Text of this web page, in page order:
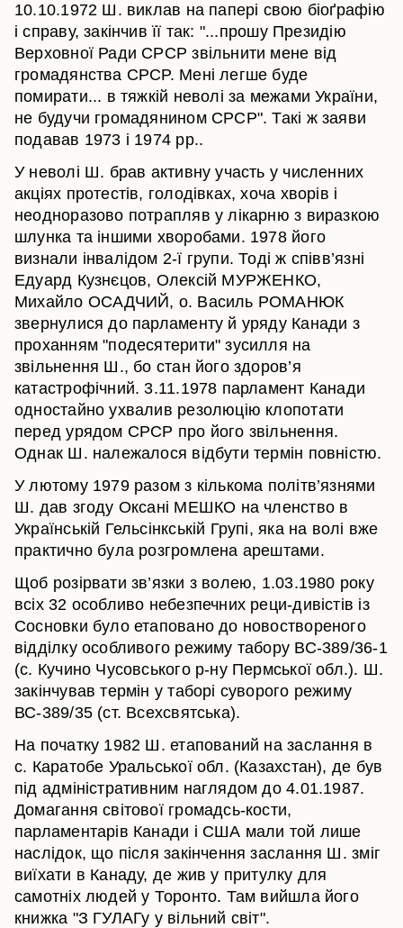
10.10.1972 Ш. виклав на папері свою біоґрафію
і справу, закінчив її так: "...прошу Президію
Верховної Ради СРСР звільнити мене від
громадянства СРСР. Мені легше буде
помирати... в тяжкій неволі за межами України,
не будучи громадянином СРСР". Такі ж заяви
подавав 1973 і 1974 рр..
У неволі Ш. брав активну участь у численних
акціях протестів, голодівках, хоча хворів і
неодноразово потрапляв у лікарню з виразкою
шлунка та іншими хворобами. 1978 його
визнали інвалідом 2-ї групи. Тоді ж співв’язні
Едуард Кузнєцов, Олексій МУРЖЕНКО,
Михайло ОСАДЧИЙ, о. Василь РОМАНЮК
звернулися до парламенту й уряду Канади з
проханням "подесятерити" зусилля на
звільнення Ш., бо стан його здоров’я
катастрофічний. 3.11.1978 парламент Канади
одностайно ухвалив резолюцію клопотати
перед урядом СРСР про його звільнення.
Однак Ш. належалося відбути термін повністю.
У лютому 1979 разом з кількома політв’язнями
Ш. дав згоду Оксані МЕШКО на членство в
Українській Гельсінкській Групі, яка на волі вже
практично була розгромлена арештами.
Щоб розірвати зв’язки з волею, 1.03.1980 року
всіх 32 особливо небезпечних реци-дивістів із
Сосновки було етаповано до новоствореного
відділку особливого режиму табору ВС-389/36-1
(с. Кучино Чусовського р-ну Пермської обл.). Ш.
закінчував термін у таборі суворого режиму
ВС-389/35 (ст. Всехсвятська).
На початку 1982 Ш. етапований на заслання в
с. Каратобе Уральської обл. (Казахстан), де був
під адміністративним наглядом до 4.01.1987.
Домагання світової громадсь-кости,
парламентарів Канади і США мали той лише
наслідок, що після закінчення заслання Ш. зміг
виїхати в Канаду, де жив у притулку для
самотніх людей у Торонто. Там вийшла його
книжка "З ГУЛАГу у вільний світ".